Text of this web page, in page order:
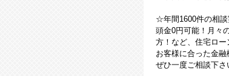
☆年間1600件の相
頭金0円可能！月々
方！など、住宅ロー
お客様に合った金
ぜひ一度ご相談下さ